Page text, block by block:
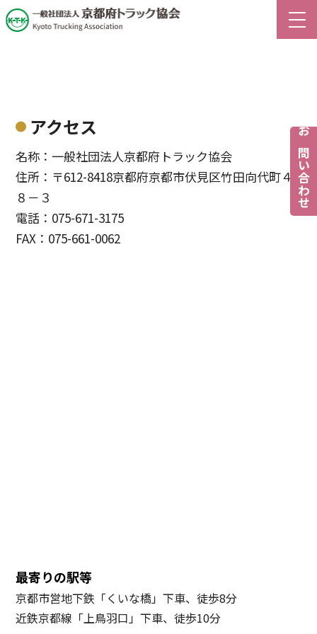
お問い合わせ
アクセス
名称：一般社団法人京都府トラック協会
住所：〒612-8418京都府京都市伏見区竹田向代町４
８－３
電話：075-671-3175
FAX：075-661-0062
最寄りの駅等
京都市営地下鉄「くいな橋」下車、徒歩8分
近鉄京都線「上鳥羽口」下車、徒歩10分